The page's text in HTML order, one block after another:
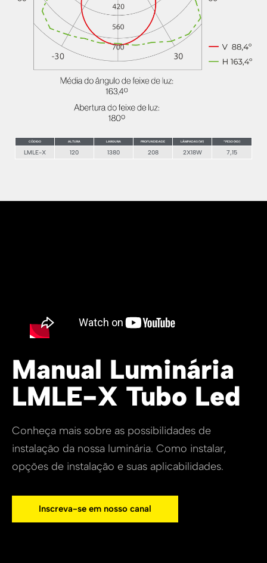
CÓDIGO ALTURA LARGURA PROFUNDIDADE LÁMPADAS (W) * PESO (KG)
LMLE-X 120 1380 208 2X18W 7,15
Manual Luminária
LMLE-X Tubo Led
Conheça mais sobre as possibilidades de
instalação da nossa luminária. Como instalar,
opções de instalação e suas aplicabilidades.
Inscreva-se em nosso canal